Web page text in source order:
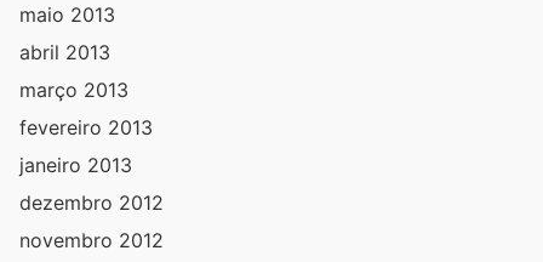
maio 2013
abril 2013
março 2013
fevereiro 2013
janeiro 2013
dezembro 2012
novembro 2012